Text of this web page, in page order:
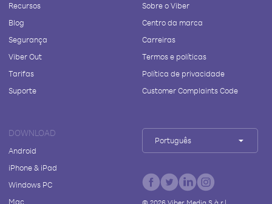
Recursos
Blog
Segurança
Viber Out
Tarifas
Suporte
Sobre o Viber
Centro da marca
Carreiras
Termos e políticas
Política de privacidade
Customer Complaints Code
DOWNLOAD
Android
iPhone & iPad
Windows PC
Mac
Português